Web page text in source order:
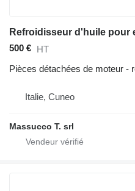
Refroidisseur d'huile pour
500 € HT
Pièces détachées de moteur -
Italie, Cuneo
Massucco T. srl